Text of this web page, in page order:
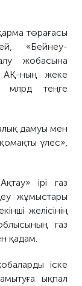
төрағасы
«Бейнеу-
жобасына
АҚ-ның жеке
млрд теңге
дамуы мен
қомақты үлес»,
ірі газ
жұмыстары
желісінің
газ
қадам.
іске
ықпал